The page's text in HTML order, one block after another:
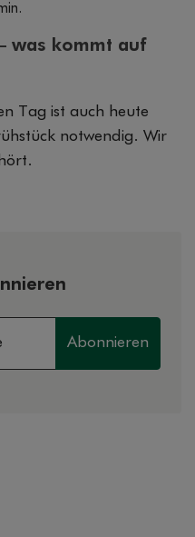
was kommt auf
Tag ist auch heute
notwendig. Wir
Abonnieren